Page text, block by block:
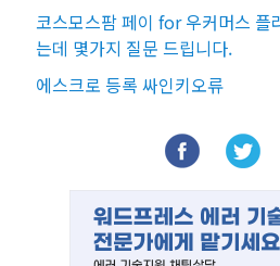
코스모스팜 페이 for 우커머스 플
는데 몇가지 질문 드립니다.
에스크로 등록 싸인키오류